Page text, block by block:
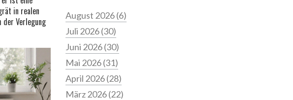
in realen
der Verlegung
August 2026(6)
Juli 2026(30)
Juni 2026(30)
Mai 2026(31)
April 2026(28)
März 2026(22)